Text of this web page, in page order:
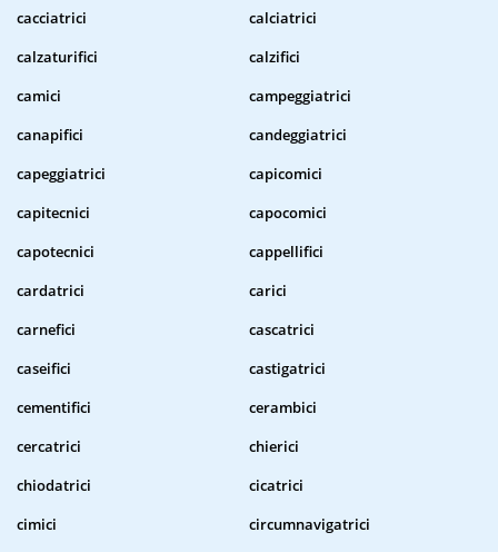
cacciatrici
calciatrici
calzaturifici
calzifici
camici
campeggiatrici
canapifici
candeggiatrici
capeggiatrici
capicomici
capitecnici
capocomici
capotecnici
cappellifici
cardatrici
carici
carnefici
cascatrici
caseifici
castigatrici
cementifici
cerambici
cercatrici
chierici
chiodatrici
cicatrici
cimici
circumnavigatrici